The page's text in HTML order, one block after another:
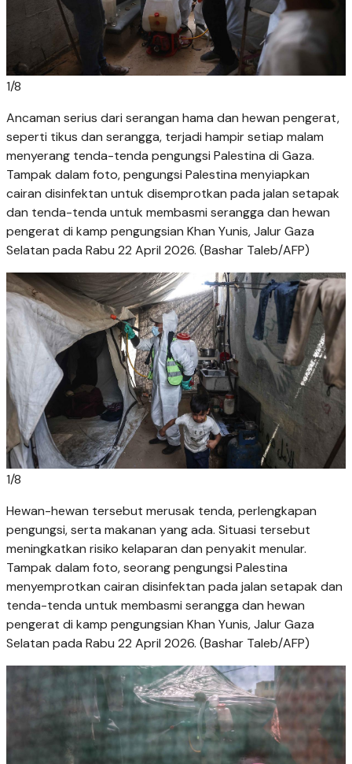
1/8
Ancaman serius dari serangan hama dan hewan pengerat,
seperti tikus dan serangga, terjadi hampir setiap malam
menyerang tenda-tenda pengungsi Palestina di Gaza.
Tampak dalam foto, pengungsi Palestina menyiapkan
cairan disinfektan untuk disemprotkan pada jalan setapak
dan tenda-tenda untuk membasmi serangga dan hewan
pengerat di kamp pengungsian Khan Yunis, Jalur Gaza
Selatan pada Rabu 22 April 2026. (Bashar Taleb/AFP)
1/8
Hewan-hewan tersebut merusak tenda, perlengkapan
pengungsi, serta makanan yang ada. Situasi tersebut
meningkatkan risiko kelaparan dan penyakit menular.
Tampak dalam foto, seorang pengungsi Palestina
menyemprotkan cairan disinfektan pada jalan setapak dan
tenda-tenda untuk membasmi serangga dan hewan
pengerat di kamp pengungsian Khan Yunis, Jalur Gaza
Selatan pada Rabu 22 April 2026. (Bashar Taleb/AFP)